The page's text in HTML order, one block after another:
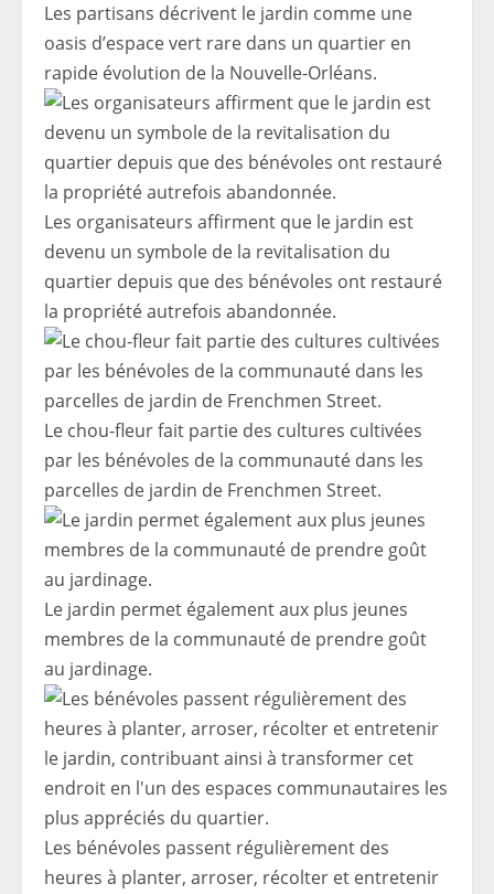
Les partisans décrivent le jardin comme une
oasis d’espace vert rare dans un quartier en
rapide évolution de la Nouvelle-Orléans.
Les organisateurs affirment que le jardin est
devenu un symbole de la revitalisation du
quartier depuis que des bénévoles ont restauré
la propriété autrefois abandonnée.
Le chou-fleur fait partie des cultures cultivées
par les bénévoles de la communauté dans les
parcelles de jardin de Frenchmen Street.
Le jardin permet également aux plus jeunes
membres de la communauté de prendre goût
au jardinage.
Les bénévoles passent régulièrement des
heures à planter, arroser, récolter et entretenir